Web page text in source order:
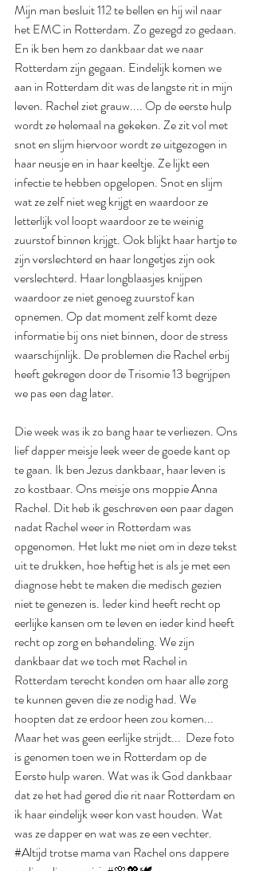
Mijn man besluit 112 te bellen en hij wil naar
het EMC in Rotterdam. Zo gezegd zo gedaan.
En ik ben hem zo dankbaar dat we naar
Rotterdam zijn gegaan. Eindelijk komen we
aan in Rotterdam dit was de langste rit in mijn
leven. Rachel ziet grauw.... Op de eerste hulp
wordt ze helemaal na gekeken. Ze zit vol met
snot en slijm hiervoor wordt ze uitgezogen in
haar neusje en in haar keeltje. Ze lijkt een
infectie te hebben opgelopen. Snot en slijm
wat ze zelf niet weg krijgt en waardoor ze
letterlijk vol loopt waardoor ze te weinig
zuurstof binnen krijgt. Ook blijkt haar hartje te
zijn verslechterd en haar longetjes zijn ook
verslechterd. Haar longblaasjes knijpen
waardoor ze niet genoeg zuurstof kan
opnemen. Op dat moment zelf komt deze
informatie bij ons niet binnen, door de stress
waarschijnlijk. De problemen die Rachel erbij
heeft gekregen door de Trisomie 13 begrijpen
we pas een dag later.
Die week was ik zo bang haar te verliezen. Ons
lief dapper meisje leek weer de goede kant op
te gaan. Ik ben Jezus dankbaar, haar leven is
zo kostbaar. Ons meisje ons moppie Anna
Rachel. Dit heb ik geschreven een paar dagen
nadat Rachel weer in Rotterdam was
opgenomen. Het lukt me niet om in deze tekst
uit te drukken, hoe heftig het is als je met een
diagnose hebt te maken die medisch gezien
niet te genezen is. Ieder kind heeft recht op
eerlijke kansen om te leven en ieder kind heeft
recht op zorg en behandeling. We zijn
dankbaar dat we toch met Rachel in
Rotterdam terecht konden om haar alle zorg
te kunnen geven die ze nodig had. We
hoopten dat ze erdoor heen zou komen...
Maar het was geen eerlijke strijdt...  Deze foto
is genomen toen we in Rotterdam op de
Eerste hulp waren. Wat was ik God dankbaar
dat ze het had gered die rit naar Rotterdam en
ik haar eindelijk weer kon vast houden. Wat
was ze dapper en wat was ze een vechter.
#Altijd trotse mama van Rachel ons dappere